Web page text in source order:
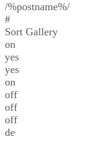
/%postname%/
#
Sort Gallery
on
yes
yes
on
off
off
off
de